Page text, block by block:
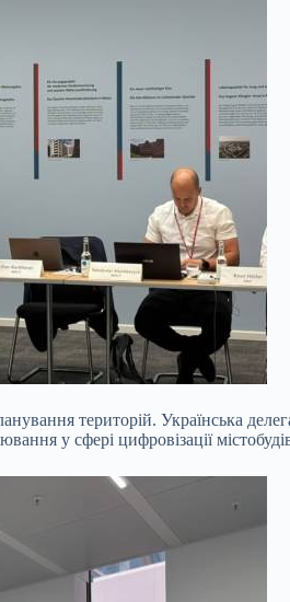
територій. Українська
у сфері цифровізації